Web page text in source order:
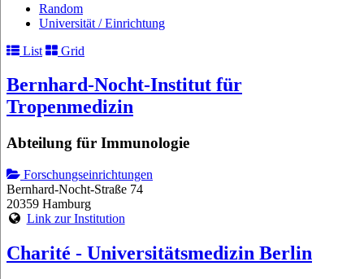
Random
Universität / Einrichtung
List
Grid
Bernhard-Nocht-Institut für
Tropenmedizin
Abteilung für Immunologie
Forschungseinrichtungen
Bernhard-Nocht-Straße 74
20359 Hamburg
Link zur Institution
Charité - Universitätsmedizin Berlin